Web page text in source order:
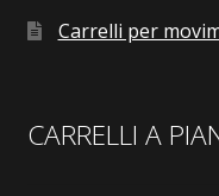
Carrelli per
CARRELLI A